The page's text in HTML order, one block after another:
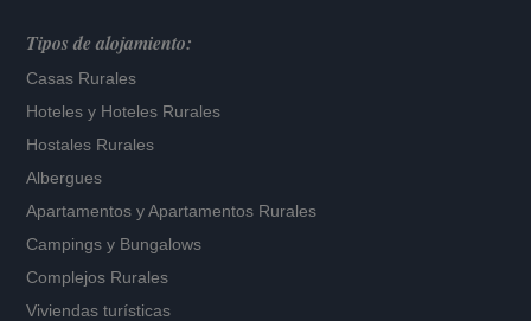
Tipos de alojamiento:
Casas Rurales
Hoteles y Hoteles Rurales
Hostales Rurales
Albergues
Apartamentos yApartamentos Rurales
Campings y Bungalows
Complejos Rurales
Viviendas turísticas